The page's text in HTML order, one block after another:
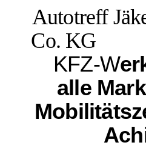
Autotreff
Co.
KFZ-W
alle